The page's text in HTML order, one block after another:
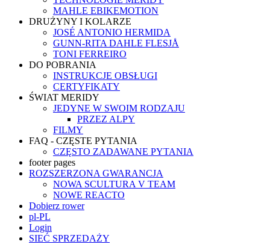
MAHLE EBIKEMOTION
DRUŻYNY I KOLARZE
JOSÉ ANTONIO HERMIDA
GUNN-RITA DAHLE FLESJÅ
TONI FERREIRO
DO POBRANIA
INSTRUKCJE OBSŁUGI
CERTYFIKATY
ŚWIAT MERIDY
JEDYNE W SWOIM RODZAJU
PRZEZ ALPY
FILMY
FAQ - CZĘSTE PYTANIA
CZĘSTO ZADAWANE PYTANIA
footer pages
ROZSZERZONA GWARANCJA
NOWA SCULTURA V TEAM
NOWE REACTO
Dobierz rower
pl-PL
Login
SIEĆ SPRZEDAŻY